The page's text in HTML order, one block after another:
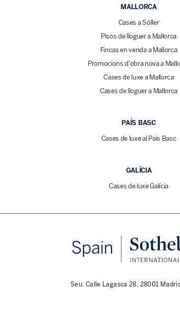
MALLORCA
Cases a Sóller
Pisos de lloguer a Mallorca
Fincas en venda a Mallorca
Promocions d'obra nova a
Cases de luxe a Mallorca
Cases de lloguer a Mallorca
PAÍS BASC
Cases de luxe al País Basc
GALÍCIA
Cases de luxe Galícia
Seu: Calle Lagasca 28, 28001